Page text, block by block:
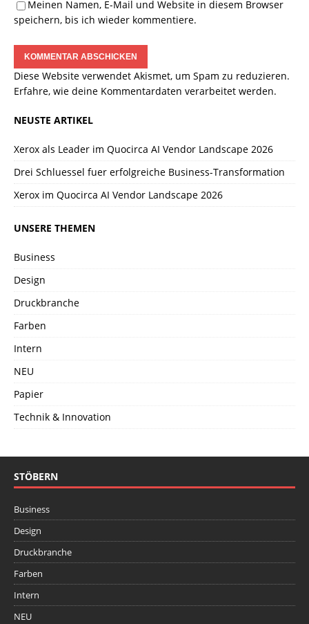
Meinen Namen, E-Mail und Website in diesem Browser
speichern, bis ich wieder kommentiere.
Diese Website verwendet Akismet, um Spam zu reduzieren.
Erfahre, wie deine Kommentardaten verarbeitet werden.
NEUSTE ARTIKEL
Xerox als Leader im Quocirca AI Vendor Landscape 2026
Drei Schluessel fuer erfolgreiche Business-Transformation
Xerox im Quocirca AI Vendor Landscape 2026
UNSERE THEMEN
Business
Design
Druckbranche
Farben
Intern
NEU
Papier
Technik & Innovation
STÖBERN
Business
Design
Druckbranche
Farben
Intern
NEU